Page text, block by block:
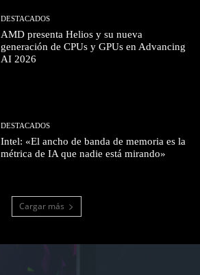
DESTACADOS
AMD presenta Helios y su nueva
generación de CPUs y GPUs en Advancing
AI 2026
DESTACADOS
Intel: «El ancho de banda de memoria es la
métrica de IA que nadie está mirando»
Cargar más